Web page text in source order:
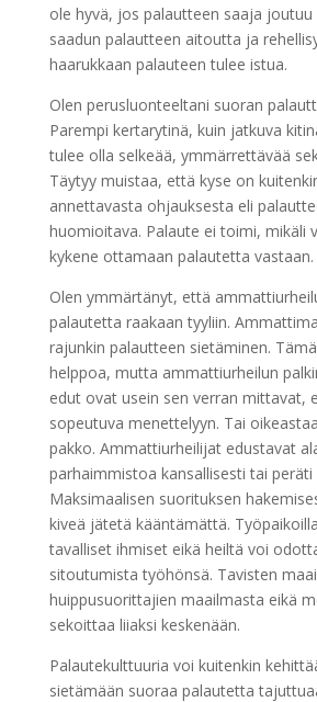
ole hyvä, jos palautteen saaja
saadun palautteen aitoutta ja
haarukkaan palauteen tulee istua.
Olen perusluonteeltani suoran
Parempi kertarytinä, kuin jatkuva
tulee olla selkeää, ymmärrettävää
Täytyy muistaa, että kyse on
annettavasta ohjauksesta eli
huomioitava. Palaute ei toimi, mikäli
kykene ottamaan palautetta vastaan.
Olen ymmärtänyt, että
palautetta raakaan tyyliin.
rajunkin palautteen sietäminen.
helppoa, mutta ammattiurheilun
edut ovat usein sen verran mittavat,
sopeutuva menettelyyn. Tai
pakko. Ammattiurheilijat edustavat
parhaimmistoa kansallisesti tai peräti
Maksimaalisen suorituksen
kiveä jätetä kääntämättä.
tavalliset ihmiset eikä heiltä voi
sitoutumista työhönsä. Tavisten
huippusuorittajien maailmasta eikä
sekoittaa liiaksi keskenään.
Palautekulttuuria voi kuitenkin
sietämään suoraa palautetta